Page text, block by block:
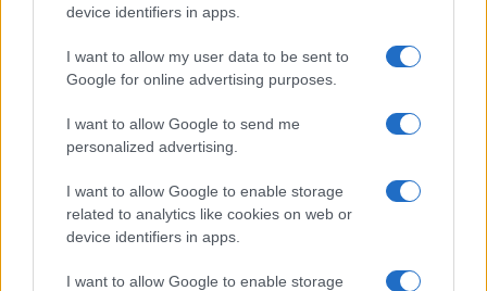
device identifiers in apps.
I want to allow my user data to be sent to
Google for online advertising purposes.
I want to allow Google to send me
personalized advertising.
I want to allow Google to enable storage
related to analytics like cookies on web or
device identifiers in apps.
I want to allow Google to enable storage
Speed Friending in English: l’evento per fare amicizie
Cristian Castiglioni · 7 Ago 2026